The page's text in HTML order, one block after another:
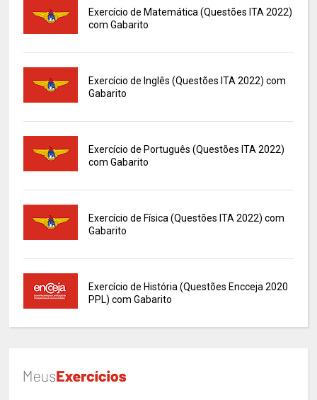
Exercício de Matemática (Questões ITA 2022)
com Gabarito
Exercício de Inglês (Questões ITA 2022) com
Gabarito
Exercício de Português (Questões ITA 2022)
com Gabarito
Exercício de Física (Questões ITA 2022) com
Gabarito
Exercício de História (Questões Encceja 2020
PPL) com Gabarito